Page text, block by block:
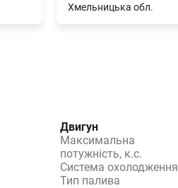
Хмельницька обл.
Двигун
Максимальна
потужність, к.с.
Система охолодження
Тип палива